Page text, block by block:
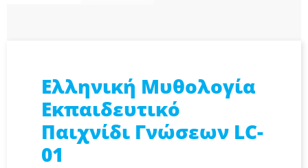
Ελληνική Μυθολογία
Εκπαιδευτικό
Παιχνίδι Γνώσεων LC-
01